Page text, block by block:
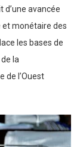
d’une avancée
et monétaire des
les bases de
la
de l’Ouest